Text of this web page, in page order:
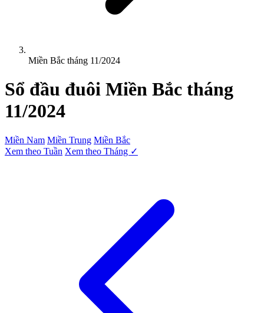
Miền Bắc tháng 11/2024
Sổ đầu đuôi Miền Bắc tháng
11/2024
Miền Nam Miền Trung Miền Bắc
Xem theo Tuần Xem theo Tháng ✓